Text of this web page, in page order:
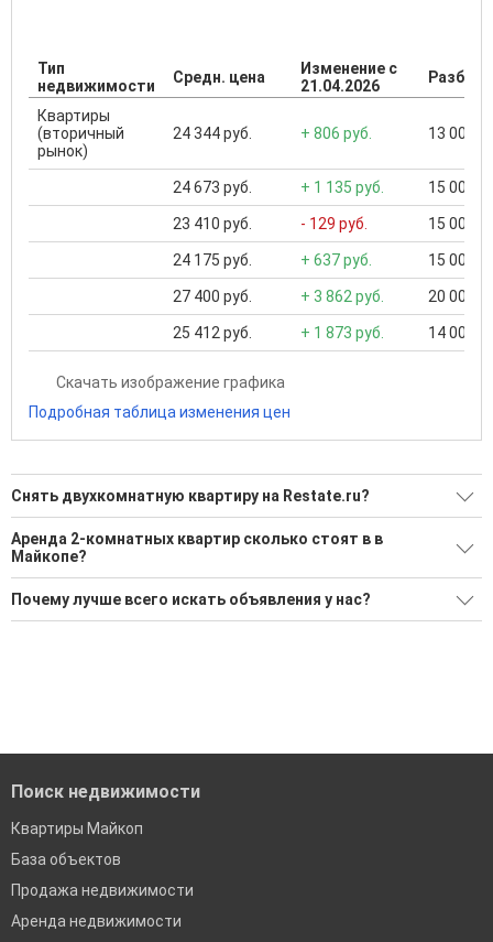
Тип
недвижимости
Средн. цена
Изменение с
21.04.2026
Квартиры
(вторичный
рынок)
24 344 руб. + 806 руб. 13 000
24 673 руб. + 1 135 руб. 15 000
23 410 руб. - 129 руб. 15 000
24 175 руб. + 637 руб. 15 000
27 400 руб. + 3 862 руб. 20 000
25 412 руб. + 1 873 руб. 14 000
Скачать изображение графика
Подробная таблица изменения цен
Снять двухкомнатную квартиру на Restate.ru?
Ищите, как Снять двухкомнатную квартиру?
27 актуальных и проверенных объявлений
Воспользуйтесь нашим поиском по новостройкам, для
подбора подходящего вам варианта
Аренда 2-комнатных квартир сколько стоят в в
Майкопе?
Минимальная цена: 10 000 Р. Максимальная цена: 37 000 Р;
Средняя: 26 241 Р
Почему лучше всего искать объявления у нас?
Поиск недвижимости
Квартиры Майкоп
База объектов
Продажа недвижимости
Аренда недвижимости